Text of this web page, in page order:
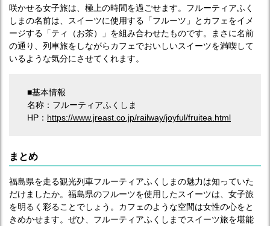
咲かせる女子旅は、極上の時間を過ごせます。フルーティアふく
しまの名前は、スイーツに使用する「フルーツ」とカフェをイメ
ージする「ティ（お茶）」を組み合わせたものです。まさに名前
の通り、列車旅をしながらカフェでおいしいスイーツを満喫して
いるような気分にさせてくれます。
■基本情報
名称：フルーティアふくしま
HP： https://www.jreast.co.jp/railway/joyful/fruitea.html
まとめ
福島県を走る観光列車フルーティアふくしまの魅力は知っていた
だけましたか。福島県のフルーツを使用したスイーツは、女子旅
を明るく彩ることでしょう。カフェのような空間は女性の心をと
きめかせます。ぜひ、フルーティアふくしまでスイーツ旅を堪能